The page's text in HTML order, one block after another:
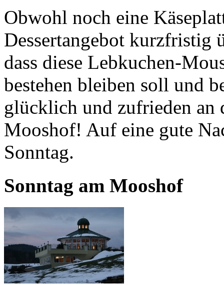
Obwohl noch eine
Dessertangebot kurzfristig
dass diese Lebkuchen-
bestehen bleiben soll und
glücklich und zufrieden an
Mooshof! Auf eine gute
Sonntag.
Sonntag am Mooshof